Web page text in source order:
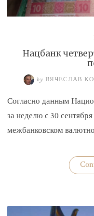
Нацбанк
by ВЯЧЕСЛАВ
Согласно данным
за неделю с 30
межбанковском